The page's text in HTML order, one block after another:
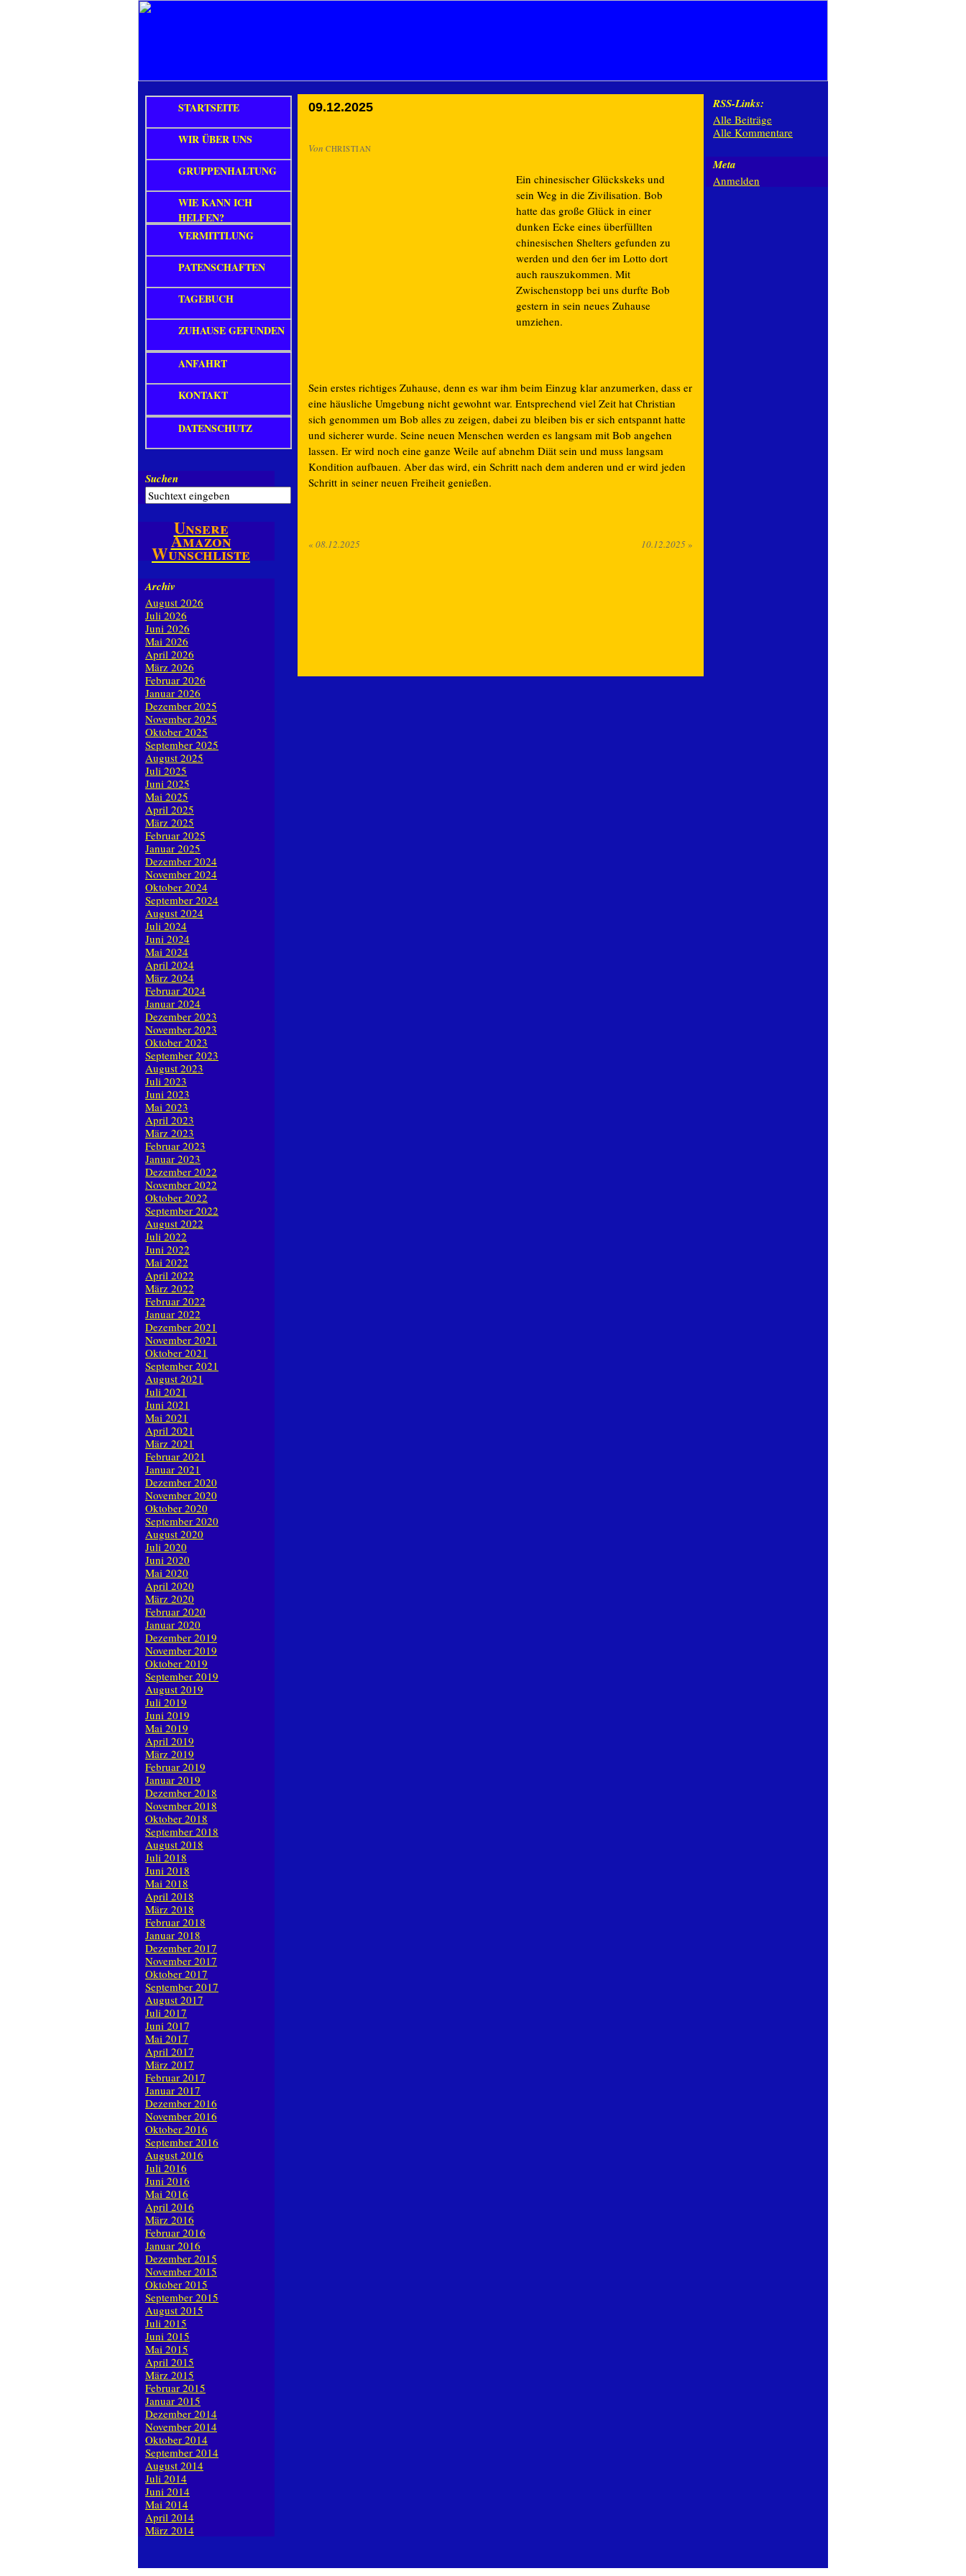
09.12.2025
Von CHRISTIAN
Ein chinesischer Glückskeks und
sein Weg in die Zivilisation. Bob
hatte das große Glück in einer
dunken Ecke eines überfüllten
chinesischen Shelters gefunden zu
werden und den 6er im Lotto dort
auch rauszukommen. Mit
Zwischenstopp bei uns durfte Bob
gestern in sein neues Zuhause
umziehen.
Sein erstes richtiges Zuhause, denn es war ihm beim Einzug klar anzumerken, dass er
eine häusliche Umgebung nicht gewohnt war. Entsprechend viel Zeit hat Christian
sich genommen um Bob alles zu zeigen, dabei zu bleiben bis er sich entspannt hatte
und sicherer wurde. Seine neuen Menschen werden es langsam mit Bob angehen
lassen. Er wird noch eine ganze Weile auf abnehm Diät sein und muss langsam
Kondition aufbauen. Aber das wird, ein Schritt nach dem anderen und er wird jeden
Schritt in seiner neuen Freiheit genießen.
« 08.12.2025 10.12.2025»
STARTSEITE
WIR ÜBER UNS
GRUPPENHALTUNG
WIE KANN ICH
HELFEN?
VERMITTLUNG
PATENSCHAFTEN
TAGEBUCH
ZUHAUSE GEFUNDEN
ANFAHRT
KONTAKT
DATENSCHUTZ
Suchen
Unsere
Amazon
Wunschliste
Archiv
August 2026
Juli 2026
Juni 2026
Mai 2026
April 2026
März 2026
Februar 2026
Januar 2026
Dezember 2025
November 2025
Oktober 2025
September 2025
August 2025
Juli 2025
Juni 2025
Mai 2025
April 2025
März 2025
Februar 2025
Januar 2025
Dezember 2024
November 2024
Oktober 2024
September 2024
August 2024
Juli 2024
Juni 2024
Mai 2024
April 2024
März 2024
Februar 2024
Januar 2024
Dezember 2023
November 2023
Oktober 2023
September 2023
August 2023
Juli 2023
Juni 2023
Mai 2023
April 2023
März 2023
Februar 2023
Januar 2023
Dezember 2022
November 2022
Oktober 2022
September 2022
August 2022
Juli 2022
Juni 2022
Mai 2022
April 2022
März 2022
Februar 2022
Januar 2022
Dezember 2021
November 2021
Oktober 2021
September 2021
August 2021
Juli 2021
Juni 2021
Mai 2021
April 2021
März 2021
Februar 2021
Januar 2021
Dezember 2020
November 2020
Oktober 2020
September 2020
August 2020
Juli 2020
Juni 2020
Mai 2020
April 2020
März 2020
Februar 2020
Januar 2020
Dezember 2019
November 2019
Oktober 2019
September 2019
August 2019
Juli 2019
Juni 2019
Mai 2019
April 2019
März 2019
Februar 2019
Januar 2019
Dezember 2018
November 2018
Oktober 2018
September 2018
August 2018
Juli 2018
Juni 2018
Mai 2018
April 2018
März 2018
Februar 2018
Januar 2018
Dezember 2017
November 2017
Oktober 2017
September 2017
August 2017
Juli 2017
Juni 2017
Mai 2017
April 2017
März 2017
Februar 2017
Januar 2017
Dezember 2016
November 2016
Oktober 2016
September 2016
August 2016
Juli 2016
Juni 2016
Mai 2016
April 2016
März 2016
Februar 2016
Januar 2016
Dezember 2015
November 2015
Oktober 2015
September 2015
August 2015
Juli 2015
Juni 2015
Mai 2015
April 2015
März 2015
Februar 2015
Januar 2015
Dezember 2014
November 2014
Oktober 2014
September 2014
August 2014
Juli 2014
Juni 2014
Mai 2014
April 2014
März 2014
RSS-Links:
Alle Beiträge
Alle Kommentare
Meta
Anmelden